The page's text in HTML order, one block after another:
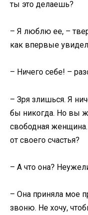
ты это делаешь?
– Я люблю ее, –
как впервые
– Ничего себе! –
– Зря злишься. Я
бы никогда. Но вы
свободная
от своего счастья?
– А что она?
– Она приняла мое
звоню. Не хочу,